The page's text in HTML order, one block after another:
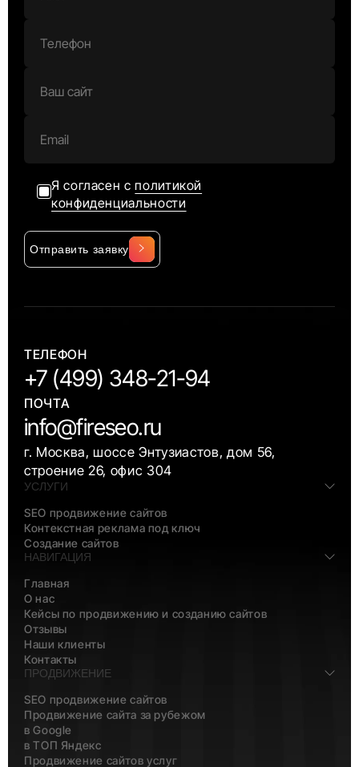
Я согласен сполитикой
конфиденциальности
Отправить заявку
ТЕЛЕФОН
+7 (499) 348-21-94
ПОЧТА
info@fireseo.ru
г. Москва, шоссе Энтузиастов, дом 56,
строение 26, офис 304
УСЛУГИ
SEO продвижение сайтов
Контекстная реклама под ключ
Создание сайтов
НАВИГАЦИЯ
Главная
О нас
Кейсы по продвижению и созданию сайтов
Отзывы
Наши клиенты
Контакты
ПРОДВИЖЕНИЕ
SEO продвижение сайтов
Продвижение сайта за рубежом
в Google
в ТОП Яндекс
Продвижение сайтов услуг